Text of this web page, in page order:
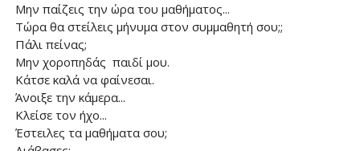
Μην παίζεις την ώρα του μαθήματος...
Τώρα θα στείλεις μήνυμα στον συμμαθητή σου;;
Πάλι πείνας;
Μην χοροπηδάς παιδί μου.
Κάτσε καλά να φαίνεσαι.
Άνοιξε την κάμερα...
Κλείσε τον ήχο...
Έστειλες τα μαθήματα σου;